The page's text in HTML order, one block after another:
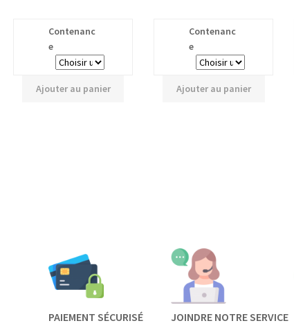
Contenanc
e
Ajouter au panier
Contenanc
e
Ajouter au panier
PAIEMENT SÉCURISÉ
JOINDRE NOTRE SERVICE